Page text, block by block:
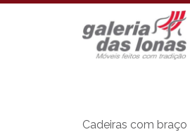
Cadeiras com braço